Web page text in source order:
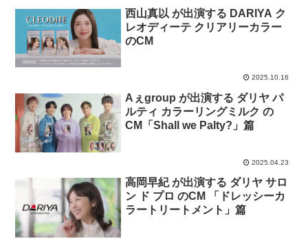
西山真以 が出演する DARIYA ク
レオディーテ クリアリーカラー
のCM
2025.10.16
Aぇgroup が出演する ダリヤ パ
ルティ カラーリングミルク の
CM「Shall we Palty?」篇
2025.04.23
高岡早紀 が出演する ダリヤ サロ
ン ド プロ のCM 「ドレッシーカ
ラートリートメント」篇